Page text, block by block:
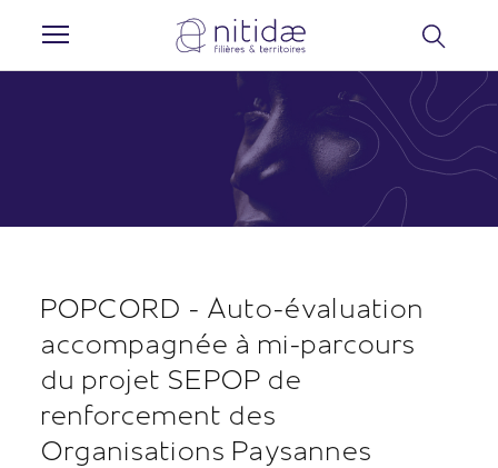
POPCORD - Auto-évaluation
accompagnée à mi-parcours
du projet SEPOP de
renforcement des
Organisations Paysannes
Panneau de gestion des cookies